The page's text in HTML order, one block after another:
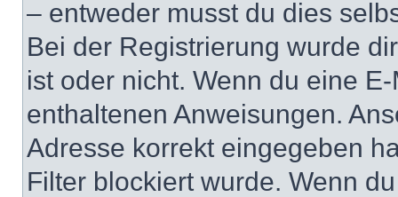
– entweder musst du dies
Bei der Registrierung wurde
ist oder nicht. Wenn du eine
enthaltenen Anweisungen.
Adresse korrekt eingegeben
Filter blockiert wurde. Wenn